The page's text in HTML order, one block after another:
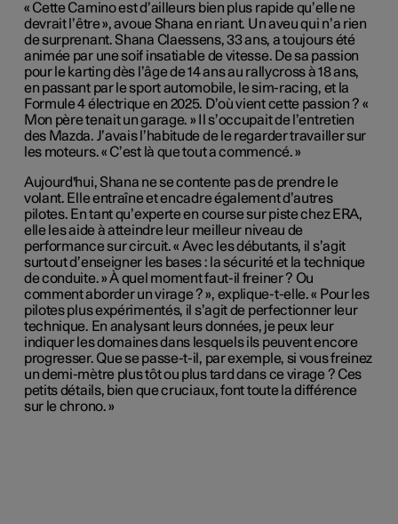
« Cette Camino est d’ailleurs bien plus rapide qu’elle ne
devrait l’être », avoue Shana en riant. Un aveu qui n’a rien
de surprenant. Shana Claessens, 33 ans, a toujours été
animée par une soif insatiable de vitesse. De sa passion
pour le karting dès l’âge de 14 ans au rallycross à 18 ans,
en passant par le sport automobile, le sim-racing, et la
Formule 4 électrique en 2025. D’où vient cette passion ? «
Mon père tenait un garage. » Il s’occupait de l’entretien
des Mazda. J’avais l’habitude de le regarder travailler sur
les moteurs. « C’est là que tout a commencé. »
Aujourd'hui, Shana ne se contente pas de prendre le
volant. Elle entraîne et encadre également d’autres
pilotes. En tant qu’experte en course sur piste chez ERA,
elle les aide à atteindre leur meilleur niveau de
performance sur circuit. « Avec les débutants, il s’agit
surtout d’enseigner les bases : la sécurité et la technique
de conduite. » À quel moment faut-il freiner ? Ou
comment aborder un virage ? », explique-t-elle. « Pour les
pilotes plus expérimentés, il s’agit de perfectionner leur
technique. En analysant leurs données, je peux leur
indiquer les domaines dans lesquels ils peuvent encore
progresser. Que se passe-t-il, par exemple, si vous freinez
un demi-mètre plus tôt ou plus tard dans ce virage ? Ces
petits détails, bien que cruciaux, font toute la différence
sur le chrono. »